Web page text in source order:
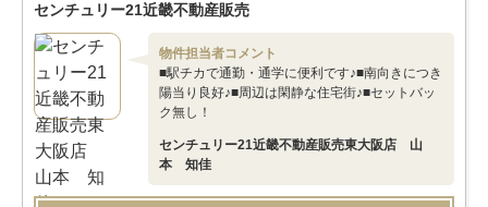
センチュリー21近畿不動産販売
物件担当者コメント
■駅チカで通勤・通学に便利です♪■南向きにつき
陽当り良好♪■周辺は閑静な住宅街♪■セットバッ
ク無し！
センチュリー21近畿不動産販売東大阪店 山
本 知佳